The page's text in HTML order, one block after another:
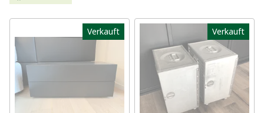
Verkauft Verkauft